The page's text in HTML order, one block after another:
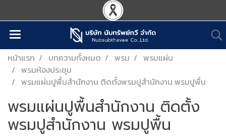
หน้าแรก บทความทั้งหมด พรม
พรมแผ่น
พรมห้องประชุม
พรมแผ่นปูพื้นสำนักงาน ติดตั้งพรมปูสำนักงาน พรมปูพื้น
พรมแผ่นปูพื้นสำนักงาน ติดตั้ง
พรมปูสำนักงาน พรมปูพื้น